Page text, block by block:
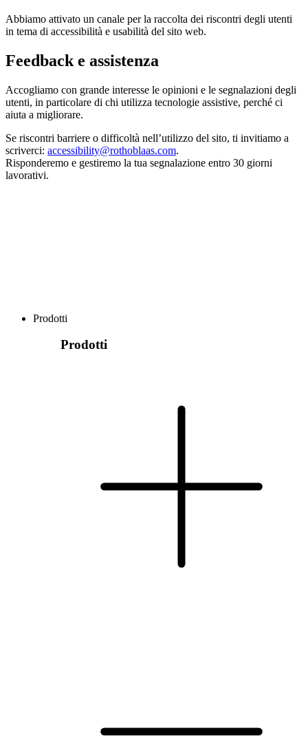
Abbiamo attivato un canale per la raccolta dei riscontri degli utenti
in tema di accessibilità e usabilità del sito web.
Feedback e assistenza
Accogliamo con grande interesse le opinioni e le segnalazioni degli
utenti, in particolare di chi utilizza tecnologie assistive, perché ci
aiuta a migliorare.
Se riscontri barriere o difficoltà nell’utilizzo del sito, ti invitiamo a
scriverci: accessibility@rothoblaas.com.
Risponderemo e gestiremo la tua segnalazione entro 30 giorni
lavorativi.
Prodotti
Prodotti